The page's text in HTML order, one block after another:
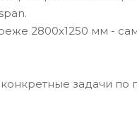
2800х1250 мм -
задачи по